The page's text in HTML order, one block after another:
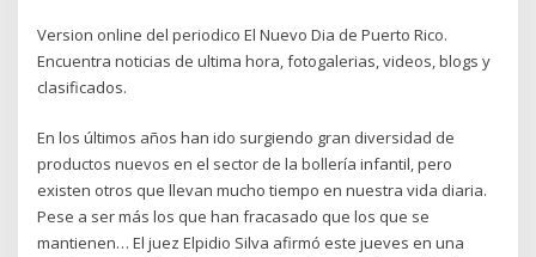
Version online del periodico El Nuevo Dia de Puerto Rico.
Encuentra noticias de ultima hora, fotogalerias, videos, blogs y
clasificados.
En los últimos años han ido surgiendo gran diversidad de
productos nuevos en el sector de la bollería infantil, pero
existen otros que llevan mucho tiempo en nuestra vida diaria.
Pese a ser más los que han fracasado que los que se
mantienen… El juez Elpidio Silva afirmó este jueves en una